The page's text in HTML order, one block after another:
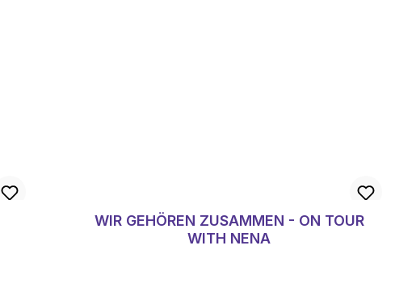
WIR GEHÖREN ZUSAMMEN - ON TOUR
WITH NENA